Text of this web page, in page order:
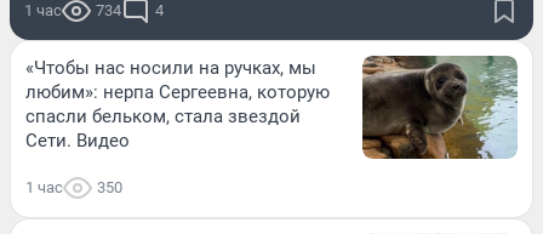
1 час 734 4
«Чтобы нас носили на ручках, мы
любим»: нерпа Сергеевна, которую
спасли бельком, стала звездой
Сети. Видео
1 час 350